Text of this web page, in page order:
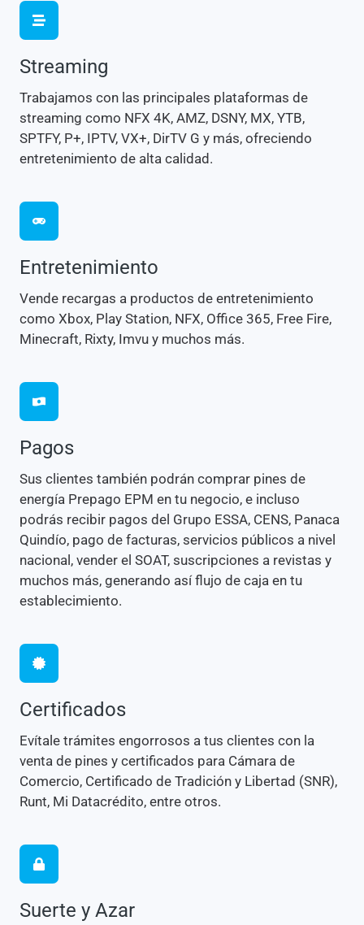
Streaming
Trabajamos con las principales plataformas de
streaming como NFX 4K, AMZ, DSNY, MX, YTB,
SPTFY, P+, IPTV, VX+, DirTV G y más, ofreciendo
entretenimiento de alta calidad.
Entretenimiento
Vende recargas a productos de entretenimiento
como Xbox, Play Station, NFX, Office 365, Free Fire,
Minecraft, Rixty, Imvu y muchos más.
Pagos
Sus clientes también podrán comprar pines de
energía Prepago EPM en tu negocio, e incluso
podrás recibir pagos del Grupo ESSA, CENS, Panaca
Quindío, pago de facturas, servicios públicos a nivel
nacional, vender el SOAT, suscripciones a revistas y
muchos más, generando así flujo de caja en tu
establecimiento.
Certificados
Evítale trámites engorrosos a tus clientes con la
venta de pines y certificados para Cámara de
Comercio, Certificado de Tradición y Libertad (SNR),
Runt, Mi Datacrédito, entre otros.
Suerte y Azar